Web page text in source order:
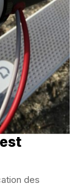
des